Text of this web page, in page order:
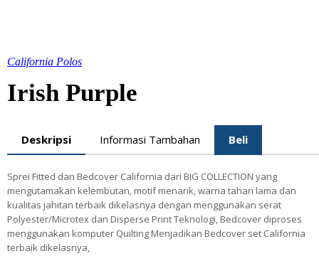
California Polos
Irish Purple
Deskripsi Informasi Tambahan Beli
Sprei Fitted dan Bedcover California dari BIG COLLECTION yang
mengutamakan kelembutan, motif menarik, warna tahan lama dan
kualitas jahitan terbaik dikelasnya dengan menggunakan serat
Polyester/Microtex dan Disperse Print Teknologi, Bedcover diproses
menggunakan komputer Quilting Menjadikan Bedcover set California
terbaik dikelasnya,